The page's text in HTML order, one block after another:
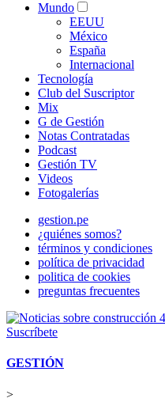
Mundo
EEUU
México
España
Internacional
Tecnología
Club del Suscriptor
Mix
G de Gestión
Notas Contratadas
Podcast
Gestión TV
Videos
Fotogalerías
gestion.pe
¿quiénes somos?
términos y condiciones
política de privacidad
politica de cookies
preguntas frecuentes
Suscríbete
GESTIÓN
>